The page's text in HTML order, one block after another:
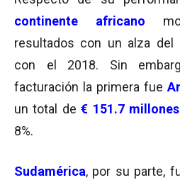
continente africano
resultados con un alza del
con el 2018. Sin
facturación la primera fue
un total de€ 151.7 millones
8%.
Sudamérica, por su parte,